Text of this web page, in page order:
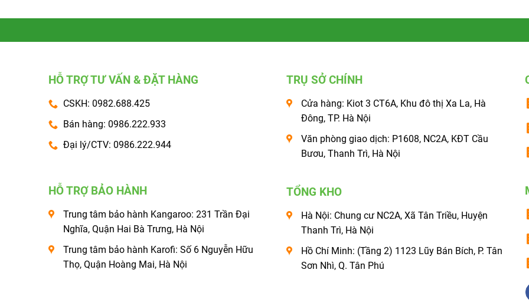
HỖ TRỢ TƯ VẤN & ĐẶT HÀNG
CSKH: 0982.688.425
Bán hàng: 0986.222.933
Đại lý/CTV: 0986.222.944
HỖ TRỢ BẢO HÀNH
Trung tâm bảo hành Kangaroo: 231 Trần Đại
Nghĩa, Quận Hai Bà Trưng, Hà Nội
Trung tâm bảo hành Karofi: Số 6 Nguyễn Hữu
Thọ, Quận Hoàng Mai, Hà Nội
TRỤ SỞ CHÍNH
Cửa hàng: Kiot 3 CT6A, Khu đô thị Xa La, Hà
Đông, TP. Hà Nội
Văn phòng giao dịch: P1608, NC2A, KĐT Cầu
Bươu, Thanh Trì, Hà Nội
TỔNG KHO
Hà Nội: Chung cư NC2A, Xã Tân Triều, Huyện
Thanh Trì, Hà Nội
Hồ Chí Minh: (Tầng 2) 1123 Lũy Bán Bích, P. Tân
Sơn Nhì, Q. Tân Phú